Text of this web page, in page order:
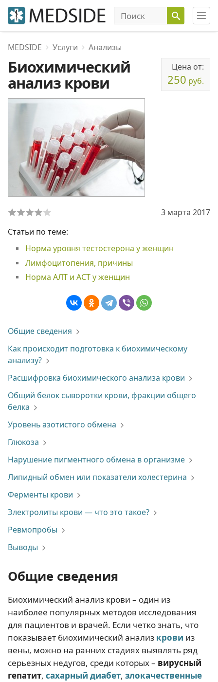
MEDSIDE Услуги Анализы
Биохимический
анализ крови
Цена от:
250 руб.
3 марта 2017
Статьи по теме:
Норма уровня тестостерона у женщин
Лимфоцитопения, причины
Норма АЛТ и АСТ у женщин
Общие сведения
Как происходит подготовка к биохимическому
анализу?
Расшифровка биохимического анализа крови
Общий белок сыворотки крови, фракции общего
белка
Уровень азотистого обмена
Глюкоза
Нарушение пигментного обмена в организме
Липидный обмен или показатели холестерина
Ферменты крови
Электролиты крови — что это такое?
Ревмопробы
Выводы
Общие сведения
Биохимический анализ крови – один из
наиболее популярных методов исследования
для пациентов и врачей. Если четко знать, что
показывает биохимический анализ крови из
вены, можно на ранних стадиях выявлять ряд
серьезных недугов, среди которых – вирусный
гепатит, сахарный диабет, злокачественные